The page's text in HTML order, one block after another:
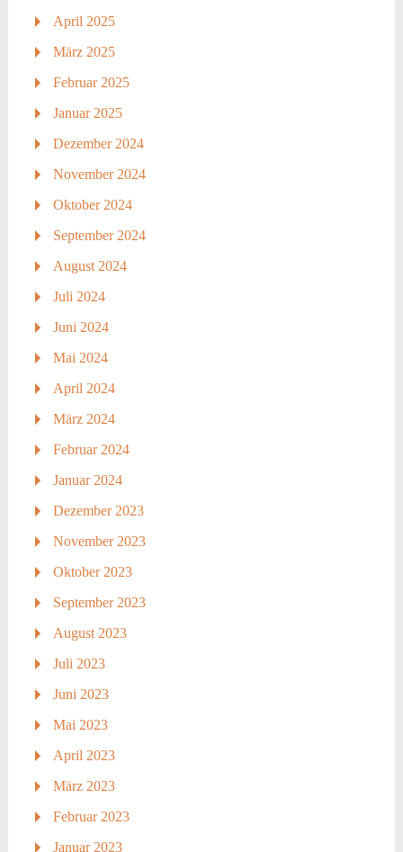
April 2025
März 2025
Februar 2025
Januar 2025
Dezember 2024
November 2024
Oktober 2024
September 2024
August 2024
Juli 2024
Juni 2024
Mai 2024
April 2024
März 2024
Februar 2024
Januar 2024
Dezember 2023
November 2023
Oktober 2023
September 2023
August 2023
Juli 2023
Juni 2023
Mai 2023
April 2023
März 2023
Februar 2023
Januar 2023